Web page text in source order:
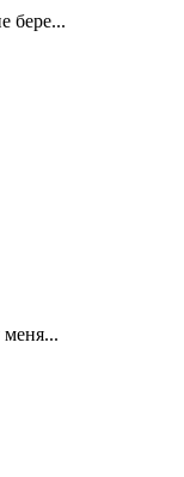
бере...
меня...